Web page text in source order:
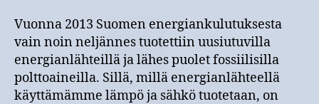
Vuonna 2013 Suomen energiankulutuksesta
vain noin neljännes tuotettiin uusiutuvilla
energianlähteillä ja lähes puolet fossiilisilla
polttoaineilla. Sillä, millä energianlähteellä
käyttämämme lämpö ja sähkö tuotetaan, on